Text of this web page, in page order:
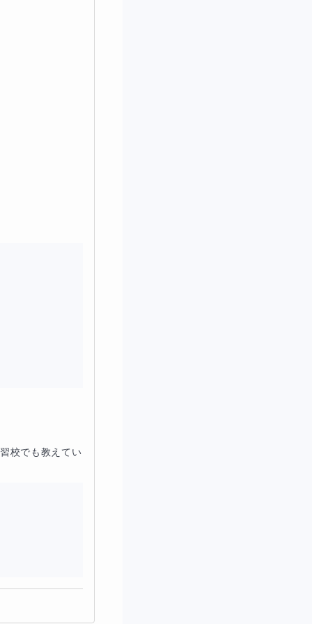
す。
「他者に説明す
校でも教えてい